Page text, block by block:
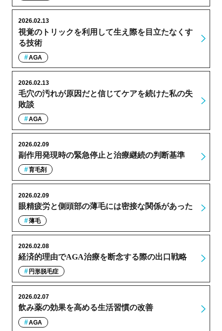
視覚のトリックを利用して生え際を目立たなくす
る技術
2026.02.13
AGA
毛穴の汚れが原因だと信じてケアを続けた私の失
敗談
2026.02.13
AGA
副作用発現時の緊急停止と治療継続の判断基準
2026.02.09
育毛剤
眼精疲労と側頭部の薄毛には密接な関係があった
2026.02.09
薄毛
経済的理由でAGA治療を断念する際の出口戦略
2026.02.08
円形脱毛症
飲み薬の効果を高める生活習慣の改善
2026.02.07
AGA